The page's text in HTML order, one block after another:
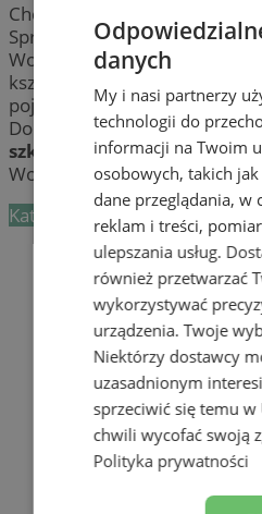
Chcesz w przyszłości nie
Sprawdź
szkoły zawodowe
Wodzisławiu. Dowiedz się
kształcenia takich jak: fryzjer,
pojazdów samochodowych,
Dobry fach w ręku to
szkołami zawodowymi i
Wodzisław.
Kategoria nie zawiera
Dodaj firmę
Pozostałe firmy w
reklama
Tworzenie
Wodzisław Śląski
reklama
danych
My i nasi partnerzy
technologii do
informacji na Twoim
osobowych, takich
dane przeglądania, w
reklam i treści,
ulepszania usług.
również przetwarzać
wykorzystywać
urządzenia. Twoje
Niektórzy dostawcy
uzasadnionym
sprzeciwić się temu w
chwili wycofać swoją
Polityka prywatności